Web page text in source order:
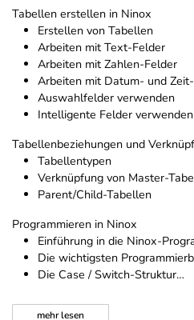
Tabellen erstellen in Ninox
Erstellen von Tabellen
Arbeiten mit Text-Felder
Arbeiten mit Zahlen-Felder
Arbeiten mit Datum- und
Auswahlfelder verwenden
Intelligente Felder verwenden
Tabellenbeziehungen und
Tabellentypen
Verknüpfung von Master-
Parent/Child-Tabellen
Programmieren in Ninox
Einführung in die Ninox-
Die wichtigsten
Die Case / Switch-Struktur…
mehrlesen